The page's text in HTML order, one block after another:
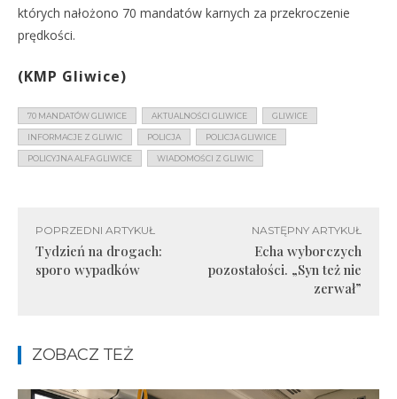
których nałożono 70 mandatów karnych za przekroczenie
prędkości.
(KMP Gliwice)
70 MANDATÓW GLIWICE AKTUALNOŚCI GLIWICE GLIWICE
INFORMACJE Z GLIWIC POLICJA POLICJA GLIWICE
POLICYJNA ALFA GLIWICE WIADOMOŚCI Z GLIWIC
POPRZEDNI ARTYKUŁ
Tydzień na drogach:
sporo wypadków
NASTĘPNY ARTYKUŁ
Echa wyborczych
pozostałości. „Syn też nie
zerwał”
ZOBACZ TEŻ